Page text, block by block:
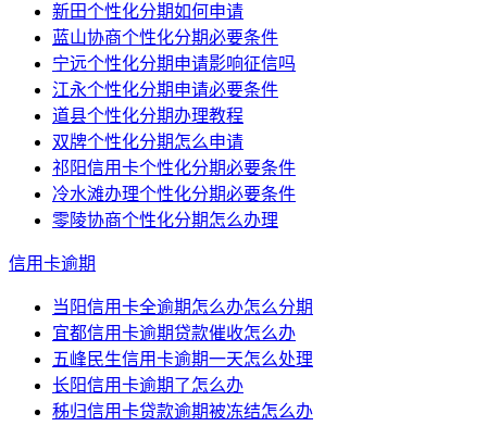
新田个性化分期如何申请
蓝山协商个性化分期必要条件
宁远个性化分期申请影响征信吗
江永个性化分期申请必要条件
道县个性化分期办理教程
双牌个性化分期怎么申请
祁阳信用卡个性化分期必要条件
冷水滩办理个性化分期必要条件
零陵协商个性化分期怎么办理
信用卡逾期
当阳信用卡全逾期怎么办怎么分期
宜都信用卡逾期贷款催收怎么办
五峰民生信用卡逾期一天怎么处理
长阳信用卡逾期了怎么办
秭归信用卡贷款逾期被冻结怎么办